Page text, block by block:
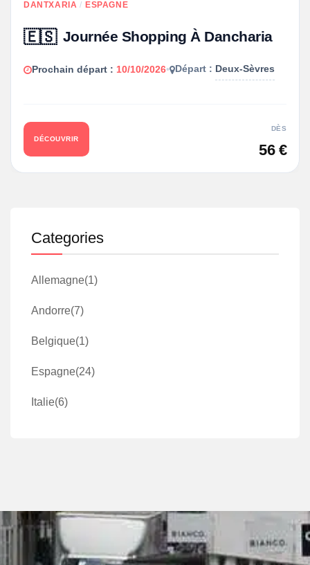
DANTXARIA / ESPAGNE
🇪🇸 Journée Shopping À Dancharia
Prochain départ : 10/10/2026• Départ : Deux-Sèvres
DÉCOUVRIR
DÈS
56 €
Categories
Allemagne(1)
Andorre(7)
Belgique(1)
Espagne(24)
Italie(6)